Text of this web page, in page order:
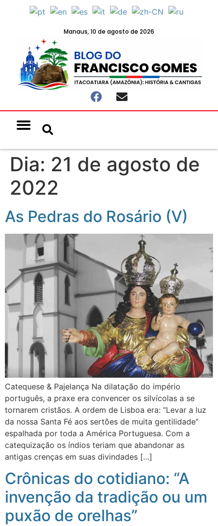
Manaus, 10 de agosto de 2026
Dia: 21 de agosto de
2022
As Pedras do Rosário (V)
Catequese & Pajelança Na dilatação do império
português, a praxe era convencer os silvícolas a se
tornarem cristãos. A ordem de Lisboa era: “Levar a luz
da nossa Santa Fé aos sertões de muita gentilidade”
espalhada por toda a América Portuguesa. Com a
catequização os índios teriam que abandonar as
antigas crenças em suas divindades […]
Crônicas do cotidiano: “A
invenção da tradição ou um
puxão de orelhas”